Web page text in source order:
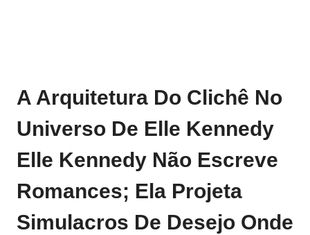
A Arquitetura Do Clichê No
Universo De Elle Kennedy
Elle Kennedy Não Escreve
Romances; Ela Projeta
Simulacros De Desejo Onde